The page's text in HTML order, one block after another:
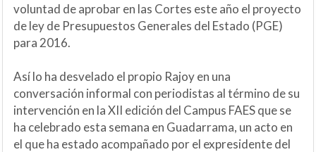
voluntad de aprobar en las Cortes este año el proyecto
de ley de Presupuestos Generales del Estado (PGE)
para 2016.
Así lo ha desvelado el propio Rajoy en una
conversación informal con periodistas al término de su
intervención en la XII edición del Campus FAES que se
ha celebrado esta semana en Guadarrama, un acto en
el que ha estado acompañado por el expresidente del